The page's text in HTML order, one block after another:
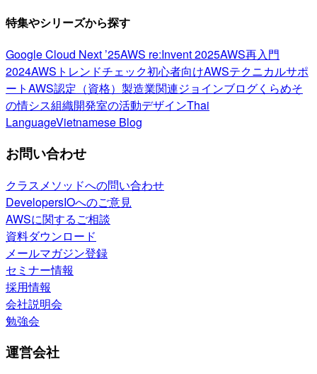
特集やシリーズから探す
Google Cloud Next ’25AWS re:Invent 2025AWS再入門
2024AWSトレンドチェック初心者向けAWSテクニカルサポ
ートAWS認定（資格） 製造業関連ジョインブログくらめそ
の情シス組織開発室の活動デザインThai
LanguageVietnamese Blog
お問い合わせ
クラスメソッドへの問い合わせ
DevelopersIOへのご意見
AWSに関するご相談
資料ダウンロード
メールマガジン登録
セミナー情報
採用情報
会社説明会
勉強会
運営会社